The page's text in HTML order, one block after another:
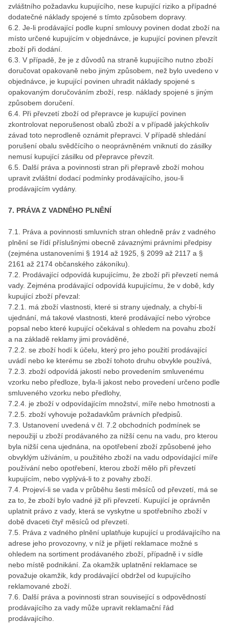
zvláštního požadavku kupujícího, nese kupující riziko a případné
dodatečné náklady spojené s tímto způsobem dopravy.
6.2. Je-li prodávající podle kupní smlouvy povinen dodat zboží na
místo určené kupujícím v objednávce, je kupující povinen převzít
zboží při dodání.
6.3. V případě, že je z důvodů na straně kupujícího nutno zboží
doručovat opakovaně nebo jiným způsobem, než bylo uvedeno v
objednávce, je kupující povinen uhradit náklady spojené s
opakovaným doručováním zboží, resp. náklady spojené s jiným
způsobem doručení.
6.4. Při převzetí zboží od přepravce je kupující povinen
zkontrolovat neporušenost obalů zboží a v případě jakýchkoliv
závad toto neprodleně oznámit přepravci. V případě shledání
porušení obalu svědčícího o neoprávněném vniknutí do zásilky
nemusí kupující zásilku od přepravce převzít.
6.5. Další práva a povinnosti stran při přepravě zboží mohou
upravit zvláštní dodací podmínky prodávajícího, jsou-li
prodávajícím vydány.
7. PRÁVA Z VADNÉHO PLNĚNÍ
7.1. Práva a povinnosti smluvních stran ohledně práv z vadného
plnění se řídí příslušnými obecně závaznými právními předpisy
(zejména ustanoveními § 1914 až 1925, § 2099 až 2117 a §
2161 až 2174 občanského zákoníku).
7.2. Prodávající odpovídá kupujícímu, že zboží při převzetí nemá
vady. Zejména prodávající odpovídá kupujícímu, že v době, kdy
kupující zboží převzal:
7.2.1. má zboží vlastnosti, které si strany ujednaly, a chybí-li
ujednání, má takové vlastnosti, které prodávající nebo výrobce
popsal nebo které kupující očekával s ohledem na povahu zboží
a na základě reklamy jimi prováděné,
7.2.2. se zboží hodí k účelu, který pro jeho použití prodávající
uvádí nebo ke kterému se zboží tohoto druhu obvykle používá,
7.2.3. zboží odpovídá jakostí nebo provedením smluvenému
vzorku nebo předloze, byla-li jakost nebo provedení určeno podle
smluveného vzorku nebo předlohy,
7.2.4. je zboží v odpovídajícím množství, míře nebo hmotnosti a
7.2.5. zboží vyhovuje požadavkům právních předpisů.
7.3. Ustanovení uvedená v čl. 7.2 obchodních podmínek se
nepoužijí u zboží prodávaného za nižší cenu na vadu, pro kterou
byla nižší cena ujednána, na opotřebení zboží způsobené jeho
obvyklým užíváním, u použitého zboží na vadu odpovídající míře
používání nebo opotřebení, kterou zboží mělo při převzetí
kupujícím, nebo vyplývá-li to z povahy zboží.
7.4. Projeví-li se vada v průběhu šesti měsíců od převzetí, má se
za to, že zboží bylo vadné již při převzetí. Kupující je oprávněn
uplatnit právo z vady, která se vyskytne u spotřebního zboží v
době dvaceti čtyř měsíců od převzetí.
7.5. Práva z vadného plnění uplatňuje kupující u prodávajícího na
adrese jeho provozovny, v níž je přijetí reklamace možné s
ohledem na sortiment prodávaného zboží, případně i v sídle
nebo místě podnikání. Za okamžik uplatnění reklamace se
považuje okamžik, kdy prodávající obdržel od kupujícího
reklamované zboží.
7.6. Další práva a povinnosti stran související s odpovědností
prodávajícího za vady může upravit reklamační řád
prodávajícího.